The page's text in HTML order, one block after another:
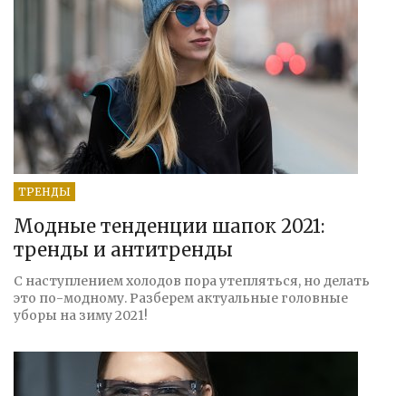
ТРЕНДЫ
Модные тенденции шапок 2021:
тренды и антитренды
С наступлением холодов пора утепляться, но делать
это по-модному. Разберем актуальные головные
уборы на зиму 2021!